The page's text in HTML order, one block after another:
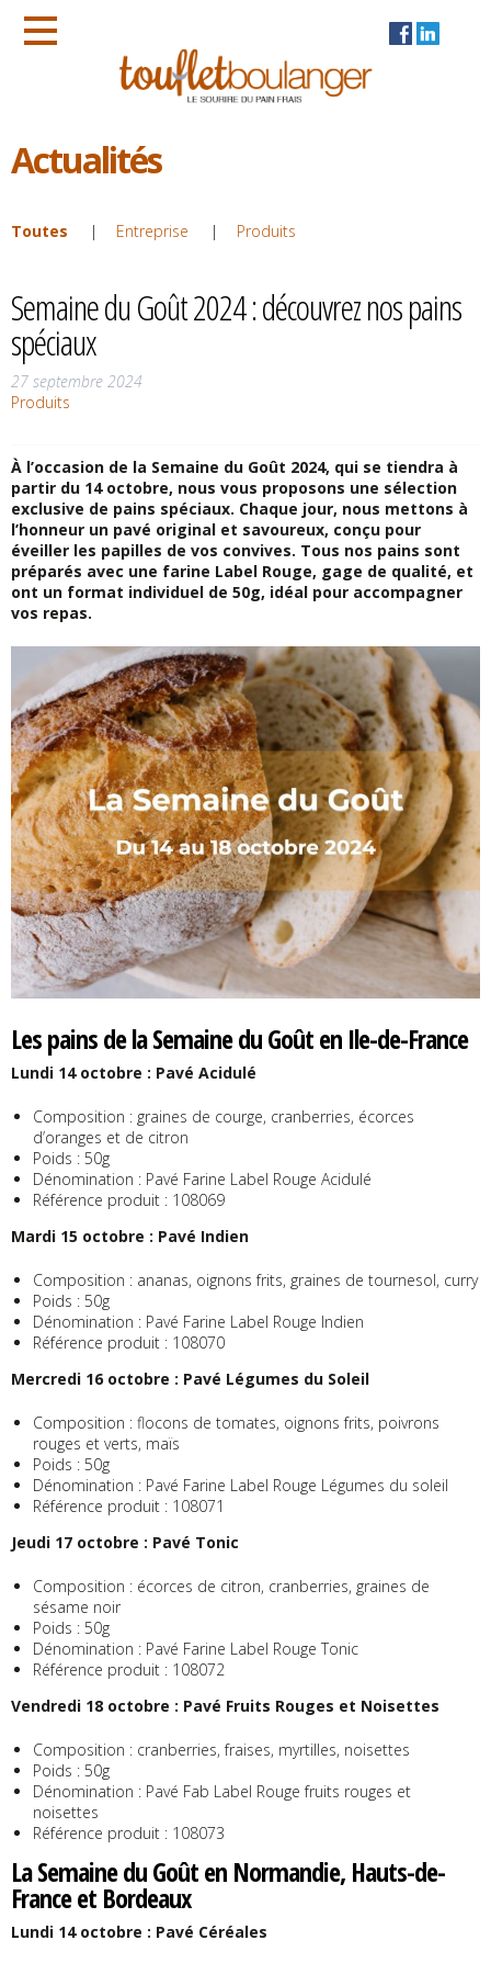
Actualités
Toutes Entreprise Produits
Semaine du Goût 2024 : découvrez nos pains
spéciaux
27 septembre 2024
Produits
À l’occasion de la Semaine du Goût 2024, qui se tiendra à
partir du 14 octobre, nous vous proposons une sélection
exclusive de pains spéciaux. Chaque jour, nous mettons à
l’honneur un pavé original et savoureux, conçu pour
éveiller les papilles de vos convives. Tous nos pains sont
préparés avec une farine Label Rouge, gage de qualité, et
ont un format individuel de 50g, idéal pour accompagner
vos repas.
Les pains de la Semaine du Goût en Ile-de-France
Lundi 14 octobre : Pavé Acidulé
Composition : graines de courge, cranberries, écorces
d’oranges et de citron
Poids : 50g
Dénomination : Pavé Farine Label Rouge Acidulé
Référence produit : 108069
Mardi 15 octobre : Pavé Indien
Composition : ananas, oignons frits, graines de tournesol, curry
Poids : 50g
Dénomination : Pavé Farine Label Rouge Indien
Référence produit : 108070
Mercredi 16 octobre : Pavé Légumes du Soleil
Composition : flocons de tomates, oignons frits, poivrons
rouges et verts, maïs
Poids : 50g
Dénomination : Pavé Farine Label Rouge Légumes du soleil
Référence produit : 108071
Jeudi 17 octobre : Pavé Tonic
Composition : écorces de citron, cranberries, graines de
sésame noir
Poids : 50g
Dénomination : Pavé Farine Label Rouge Tonic
Référence produit : 108072
Vendredi 18 octobre : Pavé Fruits Rouges et Noisettes
Composition : cranberries, fraises, myrtilles, noisettes
Poids : 50g
Dénomination : Pavé Fab Label Rouge fruits rouges et
noisettes
Référence produit : 108073
La Semaine du Goût en Normandie, Hauts-de-
France et Bordeaux
Lundi 14 octobre : Pavé Céréales